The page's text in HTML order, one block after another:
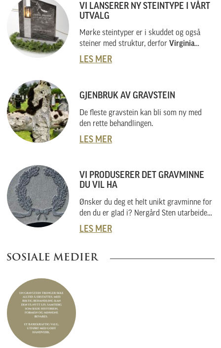
VI LANSERER NY STEINTYPE I VÅRT
UTVALG
Mørke steintyper er i skuddet og også
steiner med struktur, derfor Virginia
Black.
LES MER
GJENBRUK AV GRAVSTEIN
De fleste gravstein kan bli som ny med
den rette behandlingen.
LES MER
VI PRODUSERER DET GRAVMINNE
DU VIL HA
Ønsker du deg et helt unikt gravminne for
den du er glad i? Nergård Sten utarbeider
også helt unike gravminner i samarbeid
med kunder. Vi skal her forklare hvordan
om du har noe helt spesielt i tankene.
LES MER
SOSIALE MEDIER